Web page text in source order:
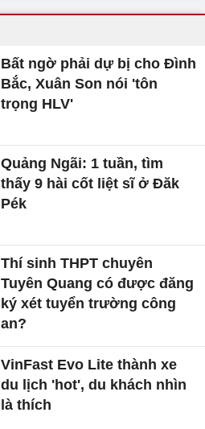
Bất ngờ phải dự bị cho Đình
Bắc, Xuân Son nói 'tôn
trọng HLV'
Quảng Ngãi: 1 tuần, tìm
thấy 9 hài cốt liệt sĩ ở Đăk
Pék
Thí sinh THPT chuyên
Tuyên Quang có được đăng
ký xét tuyển trường công
an?
VinFast Evo Lite thành xe
du lịch 'hot', du khách nhìn
là thích